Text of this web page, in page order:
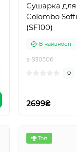
Сушарка для
Colombo
(SF100)
В наявності
s-930506
0
2699₴
Топ